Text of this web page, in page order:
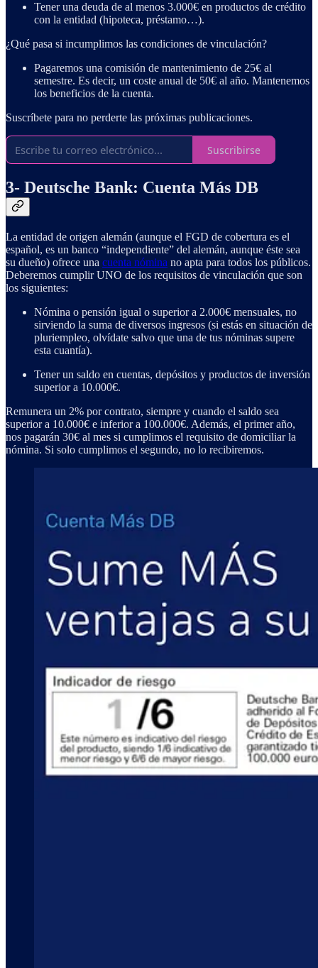
Tener una deuda de al menos 3.000€ en productos de crédito
con la entidad (hipoteca, préstamo…).
¿Qué pasa si incumplimos las condiciones de vinculación?
Pagaremos una comisión de mantenimiento de 25€ al
semestre. Es decir, un coste anual de 50€ al año. Mantenemos
los beneficios de la cuenta.
Suscríbete para no perderte las próximas publicaciones.
Suscribirse
3- Deutsche Bank: Cuenta Más DB
La entidad de origen alemán (aunque el FGD de cobertura es el
español, es un banco “independiente” del alemán, aunque éste sea
su dueño) ofrece una cuenta nómina no apta para todos los públicos.
Deberemos cumplir UNO de los requisitos de vinculación que son
los siguientes:
Nómina o pensión igual o superior a 2.000€ mensuales, no
sirviendo la suma de diversos ingresos (si estás en situación de
pluriempleo, olvídate salvo que una de tus nóminas supere
esta cuantía).
Tener un saldo en cuentas, depósitos y productos de inversión
superior a 10.000€.
Remunera un 2% por contrato, siempre y cuando el saldo sea
superior a 10.000€ e inferior a 100.000€. Además, el primer año,
nos pagarán 30€ al mes si cumplimos el requisito de domiciliar la
nómina. Si solo cumplimos el segundo, no lo recibiremos.